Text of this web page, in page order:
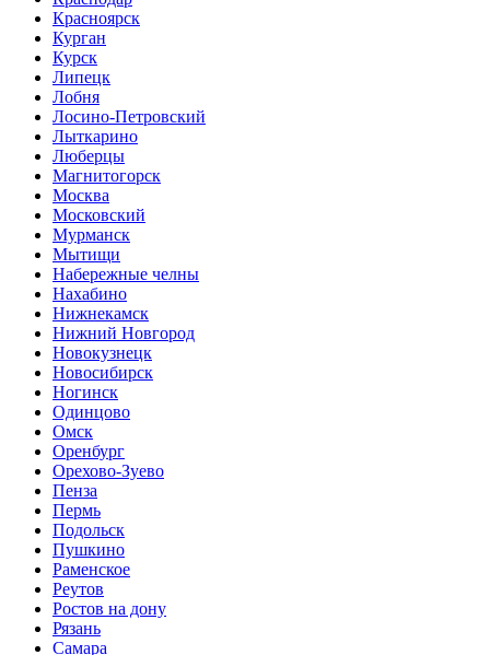
Красноярск
Курган
Курск
Липецк
Лобня
Лосино-Петровский
Лыткарино
Люберцы
Магнитогорск
Москва
Московский
Мурманск
Мытищи
Набережные челны
Нахабино
Нижнекамск
Нижний Новгород
Новокузнецк
Новосибирск
Ногинск
Одинцово
Омск
Оренбург
Орехово-Зуево
Пенза
Пермь
Подольск
Пушкино
Раменское
Реутов
Ростов на дону
Рязань
Самара